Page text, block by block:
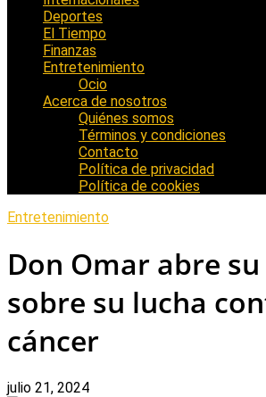
Deportes
El Tiempo
Finanzas
Entretenimiento
Ocio
Acerca de nosotros
Quiénes somos
Términos y condiciones
Contacto
Política de privacidad
Política de cookies
Entretenimiento
Don Omar abre
sobre su lucha
cáncer
julio 21, 2024